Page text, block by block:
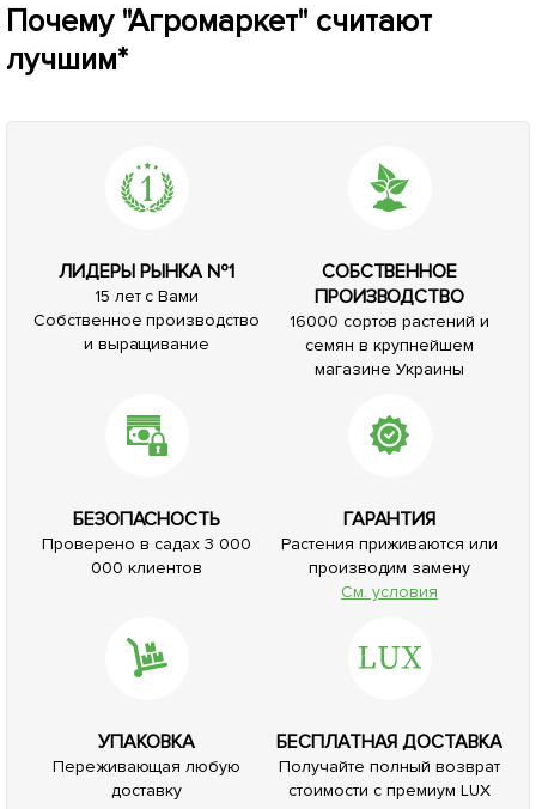
Почему "Агромаркет" считают
лучшим*
ЛИДЕРЫ РЫНКА №1
15 лет с Вами
Собственное производство
и выращивание
СОБСТВЕННОЕ
ПРОИЗВОДСТВО
16000 сортов растений и
семян в крупнейшем
магазине Украины
БЕЗОПАСНОСТЬ
Проверено в садах 3 000
000 клиентов
ГАРАНТИЯ
Растения приживаются или
производим замену
См. условия
УПАКОВКА
Переживающая любую
доставку
БЕСПЛАТНАЯ ДОСТАВКА
Получайте полный возврат
стоимости с премиум LUX